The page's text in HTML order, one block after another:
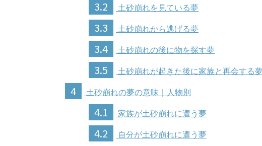
3.2 土砂崩れを見ている夢
3.3 土砂崩れから逃げる夢
3.4 土砂崩れの後に物を探す夢
3.5 土砂崩れが起きた後に家族と再会する
4 土砂崩れの夢の意味｜人物別
4.1 家族が土砂崩れに遭う夢
4.2 自分が土砂崩れに遭う夢